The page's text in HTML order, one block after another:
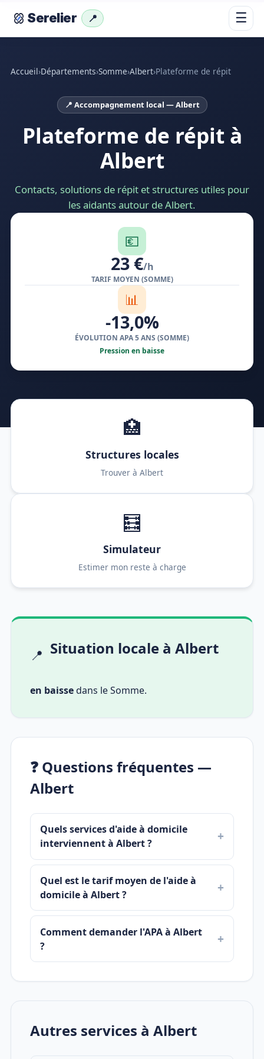
Serelier 📍 ☰
Accueil›Départements›Somme›Albert›Plateforme de répit
📍 Accompagnement local — Albert
Plateforme de répit à
Albert
Contacts, solutions de répit et structures utiles pour
les aidants autour de Albert.
💶
23 €/h
TARIF MOYEN (SOMME)
📊
-13,0%
ÉVOLUTION APA 5 ANS (SOMME)
Pression en baisse
🏥
Structures locales
Trouver à Albert
🧮
Simulateur
Estimer mon reste à charge
📍 Situation locale à Albert
en baissedans le Somme.
❓ Questions fréquentes —
Albert
Quels services d'aide à domicile
interviennent à Albert ?
Quel est le tarif moyen de l'aide à
domicile à Albert ?
Comment demander l'APA à Albert
?
Autres services à Albert